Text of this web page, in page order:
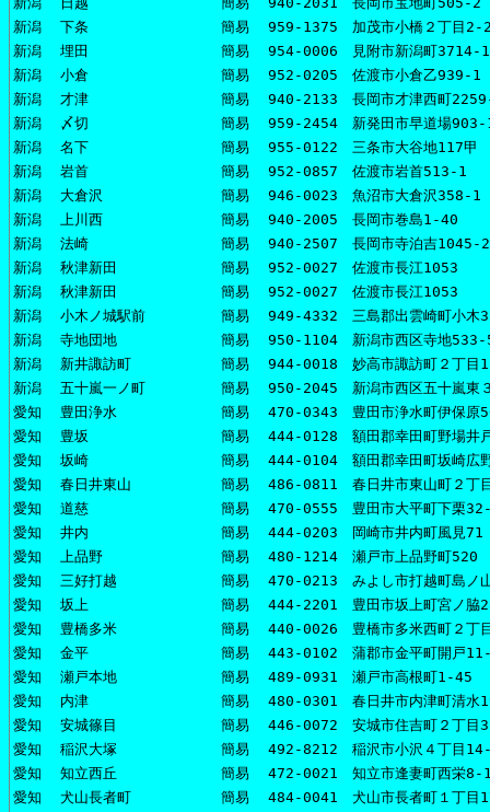
新潟
下条 簡易
959-1375 加茂市小橋２丁目2-
新潟
埋田 簡易
954-0006 見附市新潟町3714-1
新潟
小倉 簡易
952-0205 佐渡市小倉乙939-1
新潟
才津 簡易
940-2133 長岡市才津西町
新潟
〆切 簡易
959-2454 新発田市早道場903-
新潟
名下 簡易
955-0122 三条市大谷地117甲
新潟
岩首 簡易
952-0857 佐渡市岩首513-1
新潟
大倉沢 簡易
946-0023 魚沼市大倉沢358-1
新潟
上川西 簡易
940-2005 長岡市巻島1-40
新潟
法崎 簡易
940-2507 長岡市寺泊吉1045-2
新潟
秋津新田 簡易
952-0027 佐渡市長江1053
新潟
秋津新田 簡易
952-0027 佐渡市長江1053
新潟
小木ノ城駅前 簡易
949-4332 三島郡出雲崎町小木
新潟
寺地団地 簡易
950-1104 新潟市西区寺地533-
新潟
新井諏訪町 簡易
944-0018 妙高市諏訪町２丁目
新潟
五十嵐一ノ町 簡易
950-2045 新潟市西区五十嵐東
愛知
豊田浄水 簡易
470-0343 豊田市浄水町伊保原
愛知
豊坂 簡易
444-0128 額田郡幸田町野場井
愛知
坂崎 簡易
444-0104 額田郡幸田町坂崎広
愛知
春日井東山 簡易
486-0811 春日井市東山町２丁
愛知
道慈 簡易
470-0555 豊田市大平町下栗
愛知
井内 簡易
444-0203 岡崎市井内町風見71
愛知
上品野 簡易
480-1214 瀬戸市上品野町520
愛知
三好打越 簡易
470-0213 みよし市打越町島ノ
愛知
坂上 簡易
444-2201 豊田市坂上町宮ノ脇
愛知
豊橋多米 簡易
440-0026 豊橋市多米西町２丁
愛知
金平 簡易
443-0102 蒲郡市金平町開戸
愛知
瀬戸本地 簡易
489-0931 瀬戸市高根町1-45
愛知
内津 簡易
480-0301 春日井市内津町清水
愛知
安城篠目 簡易
446-0072 安城市住吉町２丁目
愛知
稲沢大塚 簡易
492-8212 稲沢市小沢４丁目
愛知
知立西丘 簡易
472-0021 知立市逢妻町西栄8-
愛知
犬山長者町 簡易
484-0041 犬山市長者町１丁目